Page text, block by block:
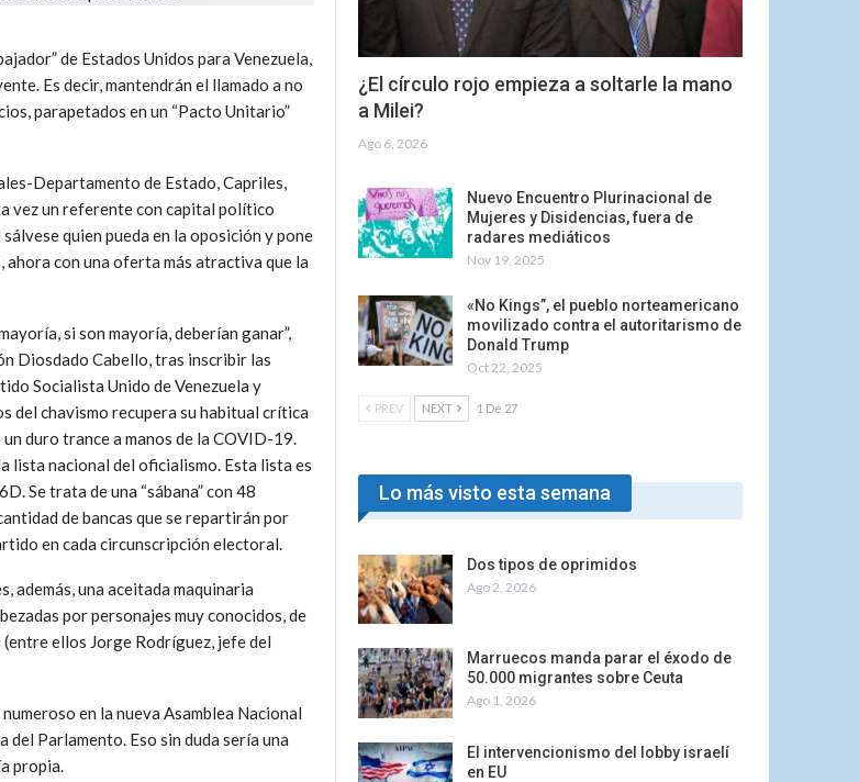
de Estados Unidos para Venezuela,
Es decir, mantendrán el llamado a no
parapetados en un “Pacto Unitario”
Departamento de Estado, Capriles,
vez un referente con capital político
quien pueda en la oposición y pone
con una oferta más atractiva que la
si son mayoría, deberían ganar”,
Diosdado Cabello, tras inscribir las
Socialista Unido de Venezuela y
del chavismo recupera su habitual crítica
un duro trance a manos de la COVID-19.
lista nacional del oficialismo. Esta lista es
Se trata de una “sábana” con 48
de bancas que se repartirán por
en cada circunscripción electoral.
además, una aceitada maquinaria
por personajes muy conocidos, de
ellos Jorge Rodríguez, jefe del
en la nueva Asamblea Nacional
Parlamento. Eso sin duda sería una
propia.
¿El círculo rojo empieza a soltarle la mano
a Milei?
Ago 6, 2026
Nuevo Encuentro Plurinacional de
Mujeres y Disidencias, fuera de
radares mediáticos
Nov 19, 2025
«No Kings”, el pueblo norteamericano
movilizado contra el autoritarismo de
Donald Trump
Oct 22, 2025
PREV NEXT 1 De 27
Lo más visto esta semana
Dos tipos de oprimidos
Ago 2, 2026
Marruecos manda parar el éxodo de
50.000 migrantes sobre Ceuta
Ago 1, 2026
El intervencionismo del lobby israelí
en EU